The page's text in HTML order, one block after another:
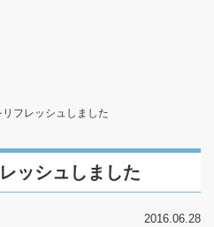
フレッシュしました
ッシュしました
2016.06.28